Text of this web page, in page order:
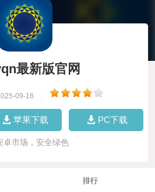
最新版官网
09-16
苹果下载 PC下载
卓市场，安全绿色
排行